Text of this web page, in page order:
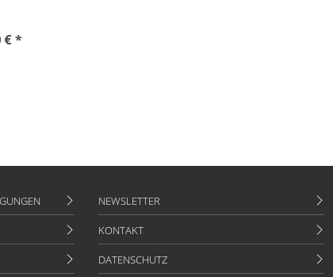
€ *
NEWSLETTER
KONTAKT
DATENSCHUTZ